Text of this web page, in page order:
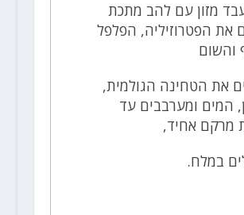
מזון עם להב מתכת
את הפטרוזיליה, הפלפל
והשום
את הטחינה הגולמית,
המים ומערבבים עד
מרקם אחיד,
במלח.